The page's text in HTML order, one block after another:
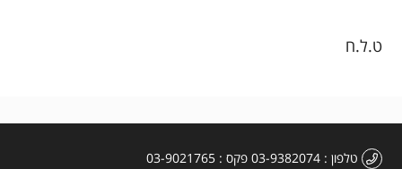
ט.ל.ח
טלפון 03-9382074 פקס
03-9021765